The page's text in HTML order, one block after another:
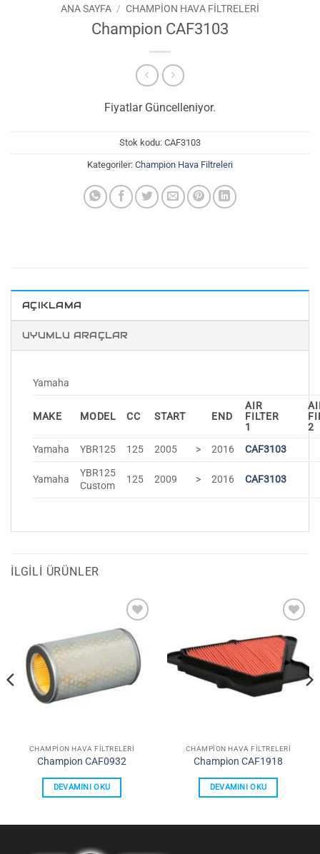
ANA SAYFA / CHAMPION HAVA FILTRELERI
Champion CAF3103
Fiyatlar Güncelleniyor.
Stok kodu: CAF3103
Kategoriler: Champion Hava Filtreleri
AÇIKLAMA
UYUMLU ARAÇLAR
Yamaha
MAKE MODEL CC START END
AIR
FILTER
1
2
Yamaha
YBR125 125 2005 > 2016 CAF3103
Yamaha
YBR125
Custom
125 2009 > 2016 CAF3103
İLGILI ÜRÜNLER
Favorilerime
Ekle
CHAMPION HAVA FILTRELERI
Champion CAF0932
DEVAMINI OKU
Ekle
CHAMPION HAVA FILTRELERI
Champion CAF1918
DEVAMINI OKU